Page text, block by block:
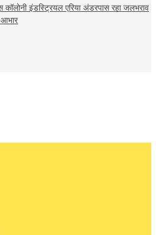
कॉलोनी इंडस्ट्रियल एरिया अंडरपास रहा जलभराव